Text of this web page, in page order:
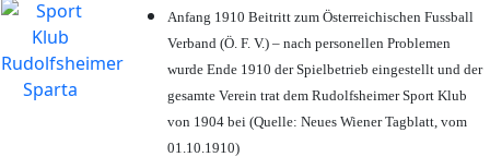
Anfang 1910 Beitritt zum Österreichischen Fussball
Verband (Ö. F. V.) – nach personellen Problemen
wurde Ende 1910 der Spielbetrieb eingestellt und der
gesamte Verein trat dem Rudolfsheimer Sport Klub
von 1904 bei (Quelle: Neues Wiener Tagblatt, vom
01.10.1910)